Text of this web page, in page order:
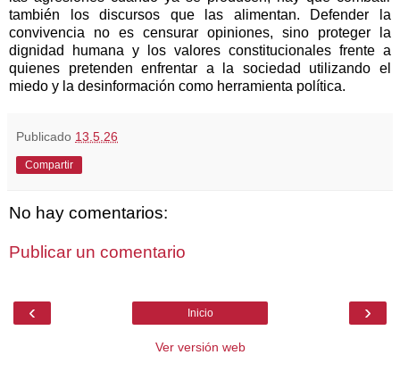
también los discursos que las alimentan. Defender la
convivencia no es censurar opiniones, sino proteger la
dignidad humana y los valores constitucionales frente a
quienes pretenden enfrentar a la sociedad utilizando el
miedo y la desinformación como herramienta política.
Publicado 13.5.26
Compartir
No hay comentarios:
Publicar un comentario
‹ ›
Inicio
Ver versión web